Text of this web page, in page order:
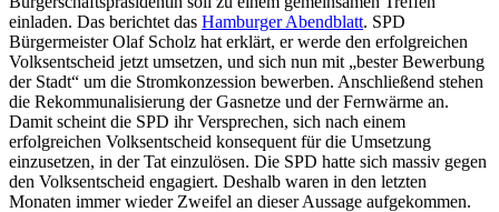
einladen. Das berichtet das Hamburger Abendblatt. SPD
Bürgermeister Olaf Scholz hat erklärt, er werde den erfolgreichen
Volksentscheid jetzt umsetzen, und sich nun mit „bester Bewerbung
der Stadt“ um die Stromkonzession bewerben. Anschließend stehen
die Rekommunalisierung der Gasnetze und der Fernwärme an.
Damit scheint die SPD ihr Versprechen, sich nach einem
erfolgreichen Volksentscheid konsequent für die Umsetzung
einzusetzen, in der Tat einzulösen. Die SPD hatte sich massiv gegen
den Volksentscheid engagiert. Deshalb waren in den letzten
Monaten immer wieder Zweifel an dieser Aussage aufgekommen.